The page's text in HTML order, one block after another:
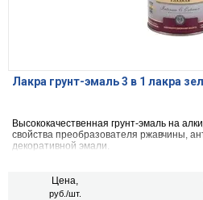
Лакра грунт-эмаль 3 в 1 лакра
Высококачественная грунт-эмаль на
свойства преобразователя ржавчины,
декоративной эмали.
Цена,
руб./шт.